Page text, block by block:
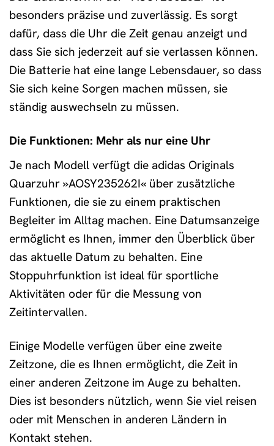
besonders präzise und zuverlässig. Es sorgt
dafür, dass die Uhr die Zeit genau anzeigt und
dass Sie sich jederzeit auf sie verlassen können.
Die Batterie hat eine lange Lebensdauer, so dass
Sie sich keine Sorgen machen müssen, sie
ständig auswechseln zu müssen.
Die Funktionen: Mehr als nur eine Uhr
Je nach Modell verfügt die adidas Originals
Quarzuhr »AOSY235262I« über zusätzliche
Funktionen, die sie zu einem praktischen
Begleiter im Alltag machen. Eine Datumsanzeige
ermöglicht es Ihnen, immer den Überblick über
das aktuelle Datum zu behalten. Eine
Stoppuhrfunktion ist ideal für sportliche
Aktivitäten oder für die Messung von
Zeitintervallen.
Einige Modelle verfügen über eine zweite
Zeitzone, die es Ihnen ermöglicht, die Zeit in
einer anderen Zeitzone im Auge zu behalten.
Dies ist besonders nützlich, wenn Sie viel reisen
oder mit Menschen in anderen Ländern in
Kontakt stehen.